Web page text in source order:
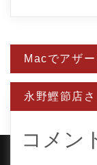
投
稿
ナ
ビ
ゲ
ー
ョ
ン
Macでアザ
永野鰹節店
コメン